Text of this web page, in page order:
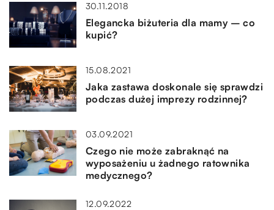
30.11.2018
Elegancka biżuteria dla mamy – co
kupić?
15.08.2021
Jaka zastawa doskonale się sprawdzi
podczas dużej imprezy rodzinnej?
03.09.2021
Czego nie może zabraknąć na
wyposażeniu u żadnego ratownika
medycznego?
12.09.2022